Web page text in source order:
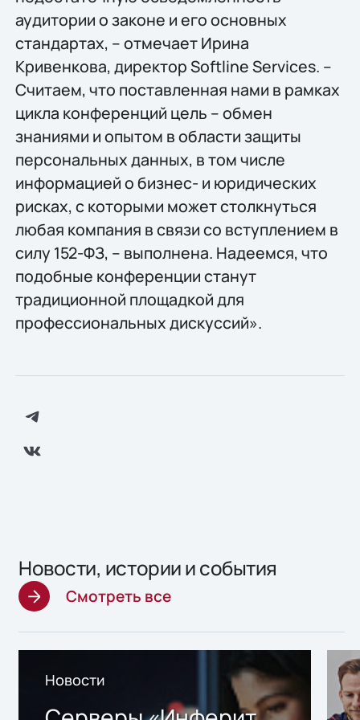
аудитории о законе и его основных
стандартах, – отмечает Ирина
Кривенкова, директор Softline Services. –
Считаем, что поставленная нами в рамках
цикла конференций цель – обмен
знаниями и опытом в области защиты
персональных данных, в том числе
информацией о бизнес- и юридических
рисках, с которыми может столкнуться
любая компания в связи со вступлением в
силу 152-ФЗ, – выполнена. Надеемся, что
подобные конференции станут
традиционной площадкой для
профессиональных дискуссий».
Новости, истории и события
Смотреть все
Новости